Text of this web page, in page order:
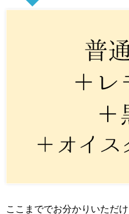
ここまででお分かりいただ